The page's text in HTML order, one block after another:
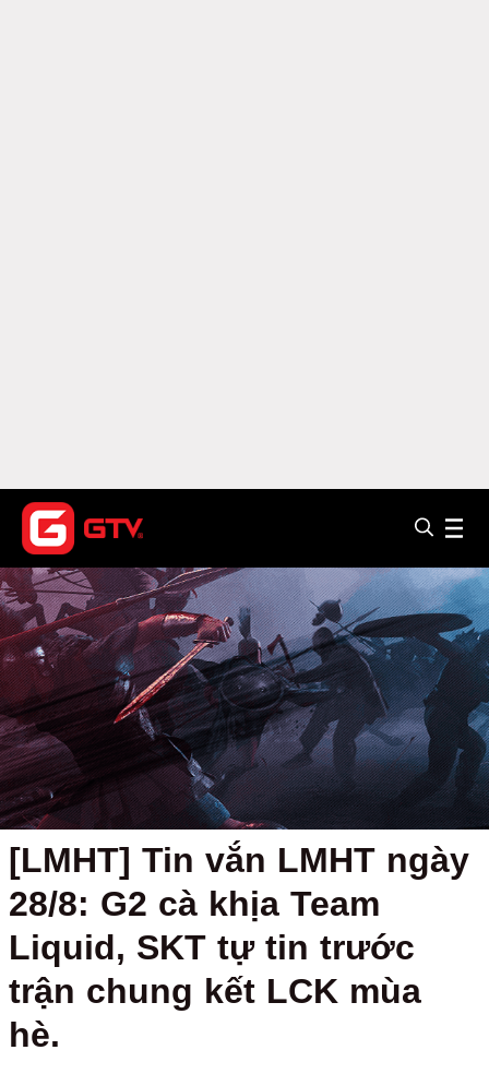
[LMHT] Tin vắn LMHT ngày
28/8: G2 cà khịa Team
Liquid, SKT tự tin trước
trận chung kết LCK mùa
hè.